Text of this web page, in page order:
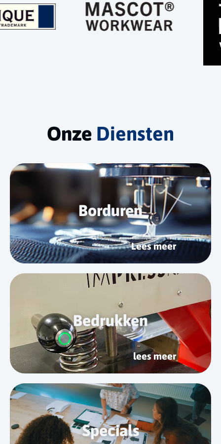
Onze Diensten
Borduren
Lees meer
Bedrukken
lees meer
Specials